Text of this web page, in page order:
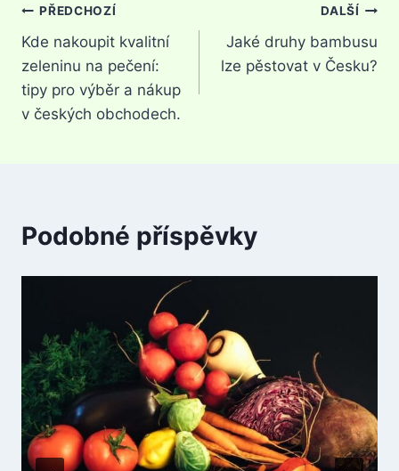
Navigace
pro
příspěvek
PŘEDCHOZÍ
Kde nakoupit kvalitní
zeleninu na pečení:
tipy pro výběr a nákup
v českých obchodech.
DALŠÍ
Jaké druhy bambusu
lze pěstovat v Česku?
Podobné příspěvky